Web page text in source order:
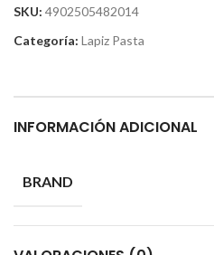
SKU: 4902505482014
Categoría: Lapiz Pasta
INFORMACIÓN ADICIONAL
BRAND